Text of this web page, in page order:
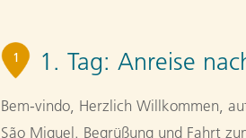
1 1. Tag: Anreise
Bem-vindo, Herzlich Willkommen,
São Miguel. Begrüßung und Fahrt